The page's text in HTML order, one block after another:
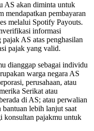
AS akan diminta untuk
pembayaran
melalui Spotify Payouts.
informasi
AS atas penghasilan
pajak yang valid.
dianggap sebagai individu
warga negara AS
perusahaan, atau
Serikat atau
di AS; atau perwalian
lebih lanjut saat
konsultan pajakmu untuk